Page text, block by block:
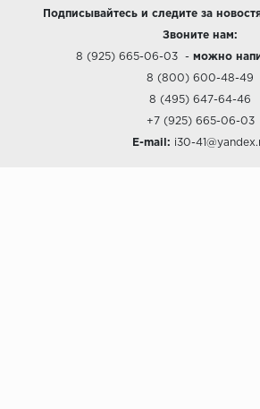
Подписывайтесь и следите за
Звоните нам:
8 (925) 665-06-03- можно
8 (800) 600-48-49
8 (495) 647-64-46
+7 (925) 665-06-03
E-mail: i30-